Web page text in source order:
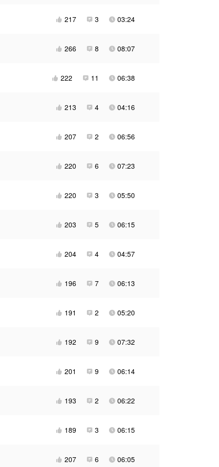
 217  3  03:24
 266  8  08:07
 222  11  06:38
 213  4  04:16
 207  2  06:56
 220  6  07:23
 220  3  05:50
 203  5  06:15
 204  4  04:57
 196  7  06:13
 191  2  05:20
 192  9  07:32
 201  9  06:14
 193  2  06:22
 189  3  06:15
 207  6  06:05